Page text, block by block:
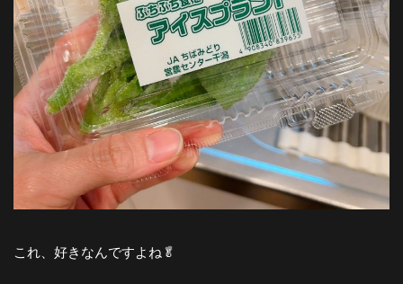
これ、好きなんですよね🥬